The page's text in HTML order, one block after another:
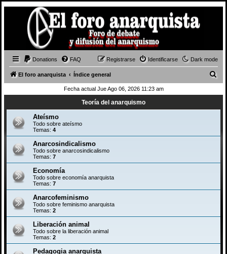
Dark mode
Donations FAQ Identificarse
Registrarse
El foro anarquista Índice general
c
r
Fecha actual Jue Ago 06, 2026 11:23 am
Teoría del anarquismo
Ateísmo
Todo sobre ateísmo
Temas: 4
Anarcosindicalismo
Todo sobre anarcosindicalismo
Temas: 7
Economía
Todo sobre economía anarquista
Temas: 7
Anarcofeminismo
Todo sobre feminismo anarquista
Temas: 2
Liberación animal
Todo sobre la liberación animal
Temas: 2
Pedagogia anarquista